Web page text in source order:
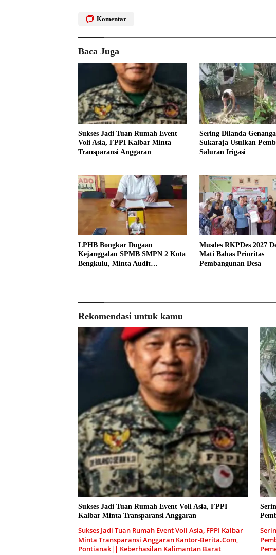
Komentar
Baca Juga
Sukses Jadi Tuan Rumah Event
Voli Asia, FPPI Kalbar Minta
Transparansi Anggaran
Sering Dilanda
Sukaraja Usulkan
Saluran Irigasi
LPHB Bongkar Dugaan
Kejanggalan SPMB SMPN 2 Kota
Bengkulu, Minta Audit
Musdes RKPDes 2027
Mati Bahas Prioritas
Pembangunan Desa
Rekomendasi untuk kamu
Sukses Jadi Tuan Rumah Event Voli Asia, FPPI
Kalbar Minta Transparansi Anggaran
Sukses Jadi Tuan Rumah Event Voli Asia, FPPI Kalbar
Minta Transparansi Anggaran Kantor-Berita.Com,
Pontianak|| Keberhasilan Kalimantan Barat